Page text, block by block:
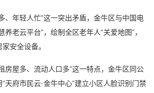
、年轻人忙”这一突出矛盾，金牛区与中国电
养老云平台”，绘制全区老年人“关爱地图”，
安全设备。
房屋多、流动人口多”这一特点，金牛区同公
天府市民云·金牛中心”建立小区人脸识别门禁